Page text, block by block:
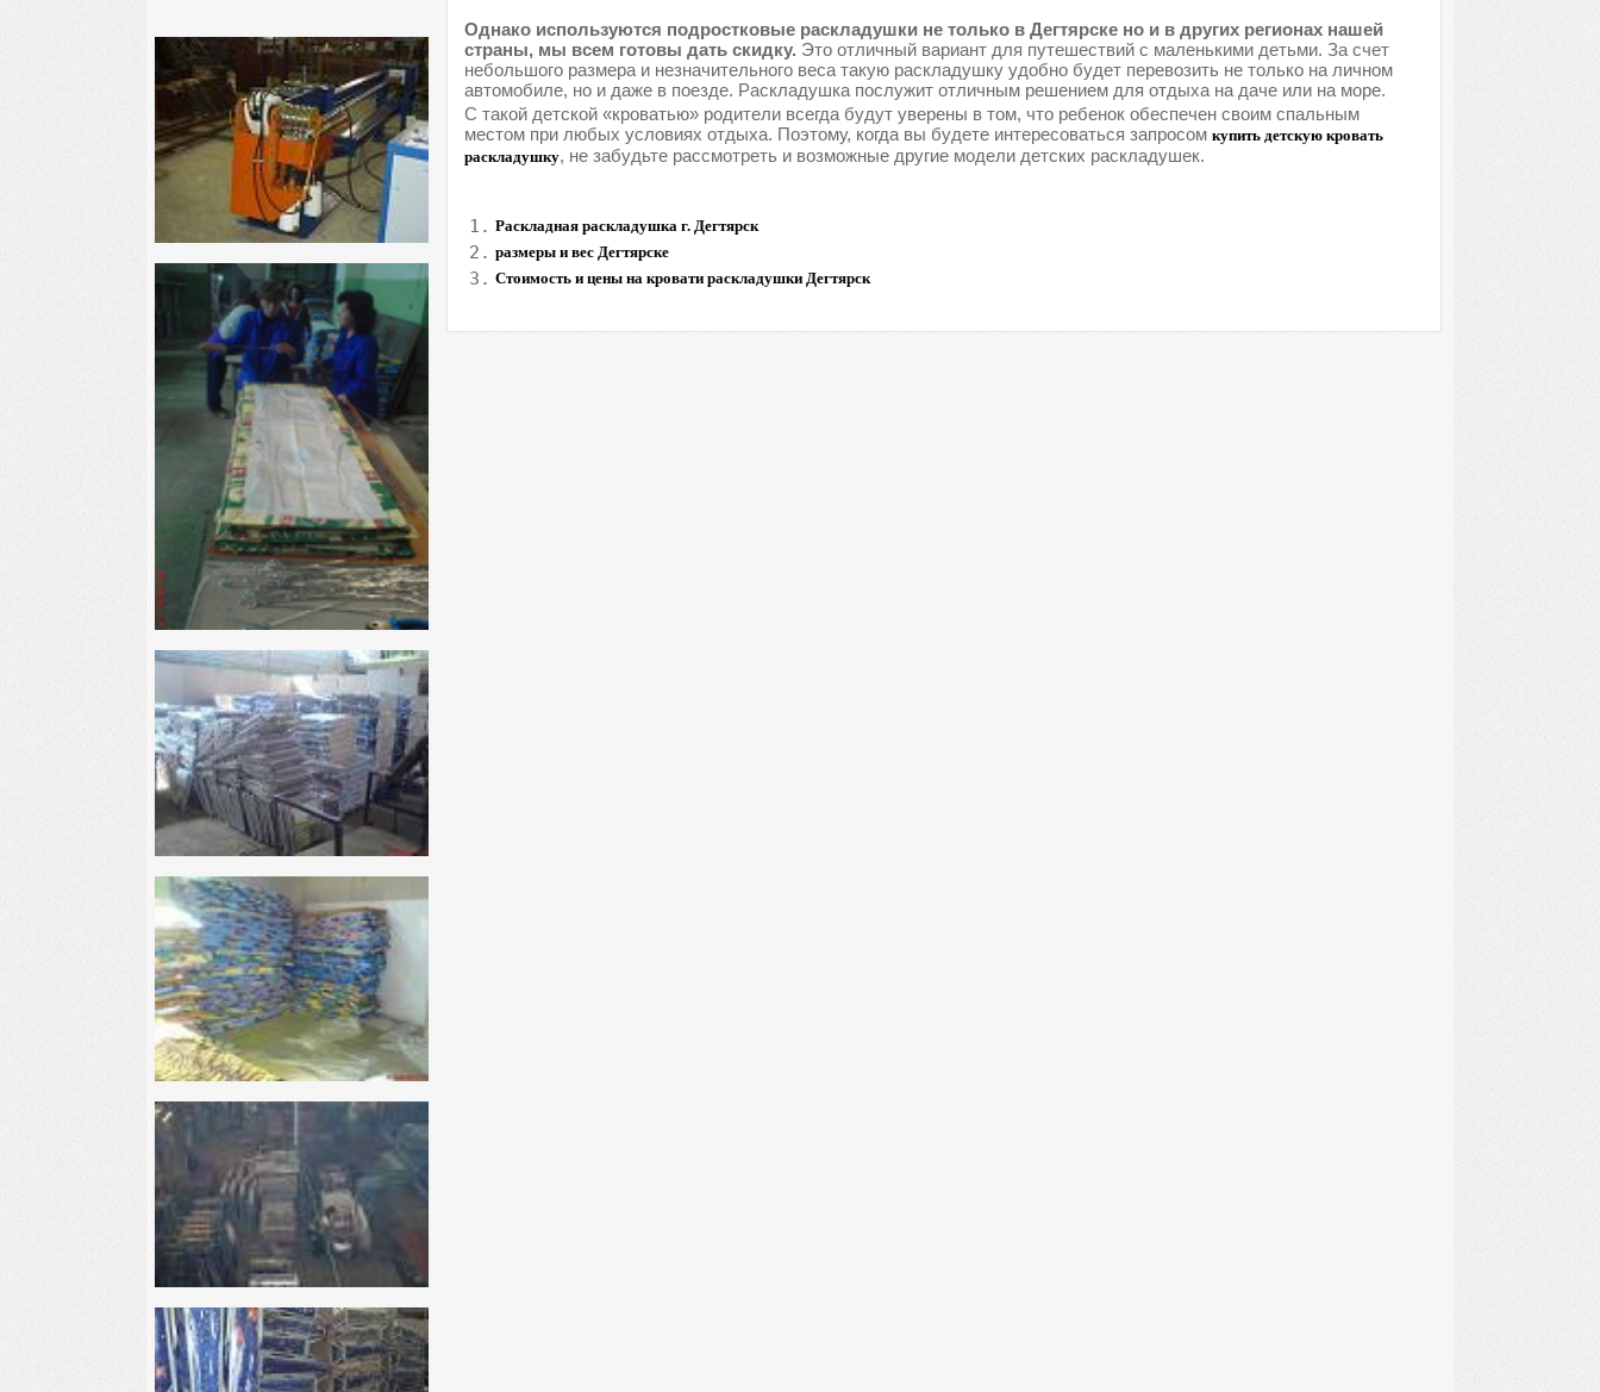
Однако используются подростковые раскладушки не только в Дегтярске но и в других регионах нашей
страны, мы всем готовы дать скидку. Это отличный вариант для путешествий с маленькими детьми. За счет
небольшого размера и незначительного веса такую раскладушку удобно будет перевозить не только на личном
автомобиле, но и даже в поезде. Раскладушка послужит отличным решением для отдыха на даче или на море.
С такой детской «кроватью» родители всегда будут уверены в том, что ребенок обеспечен своим спальным
местом при любых условиях отдыха. Поэтому, когда вы будете интересоваться запросом купить детскую кровать
раскладушку, не забудьте рассмотреть и возможные другие модели детских раскладушек.
1. Раскладная раскладушка г. Дегтярск
2. размеры и вес Дегтярске
3. Стоимость и цены на кровати раскладушки Дегтярск